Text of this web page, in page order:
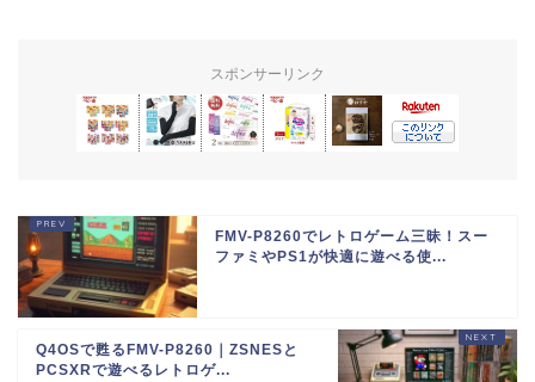
スポンサーリンク
FMV-P8260でレトロゲーム三昧！スー
ファミやPS1が快適に遊べる使...
Q4OSで甦るFMV-P8260｜ZSNESと
PCSXRで遊べるレトロゲ...